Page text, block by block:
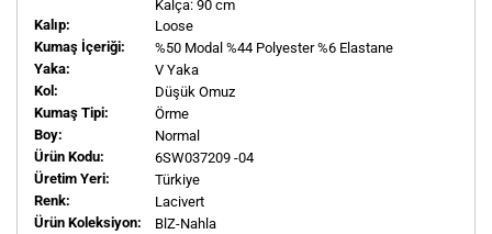
Kalça: 90 cm
Kalıp:
Loose
Kumaş İçeriği:
%50 Modal %44 Polyester %6 Elastane
Yaka:
V Yaka
Kol:
Düşük Omuz
Kumaş Tipi:
Örme
Boy:
Normal
Ürün Kodu:
6SW037209 -04
Üretim Yeri:
Türkiye
Renk:
Lacivert
Ürün Koleksiyon:
BlZ-Nahla